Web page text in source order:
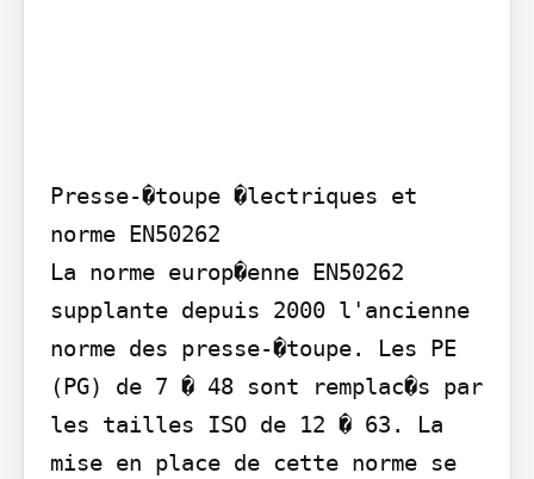
Presse-�toupe �lectriques et
norme EN50262
La norme europ�enne EN50262
supplante depuis 2000 l'ancienne
norme des presse-�toupe. Les PE
(PG) de 7 � 48 sont remplac�s par
les tailles ISO de 12 � 63. La
mise en place de cette norme se